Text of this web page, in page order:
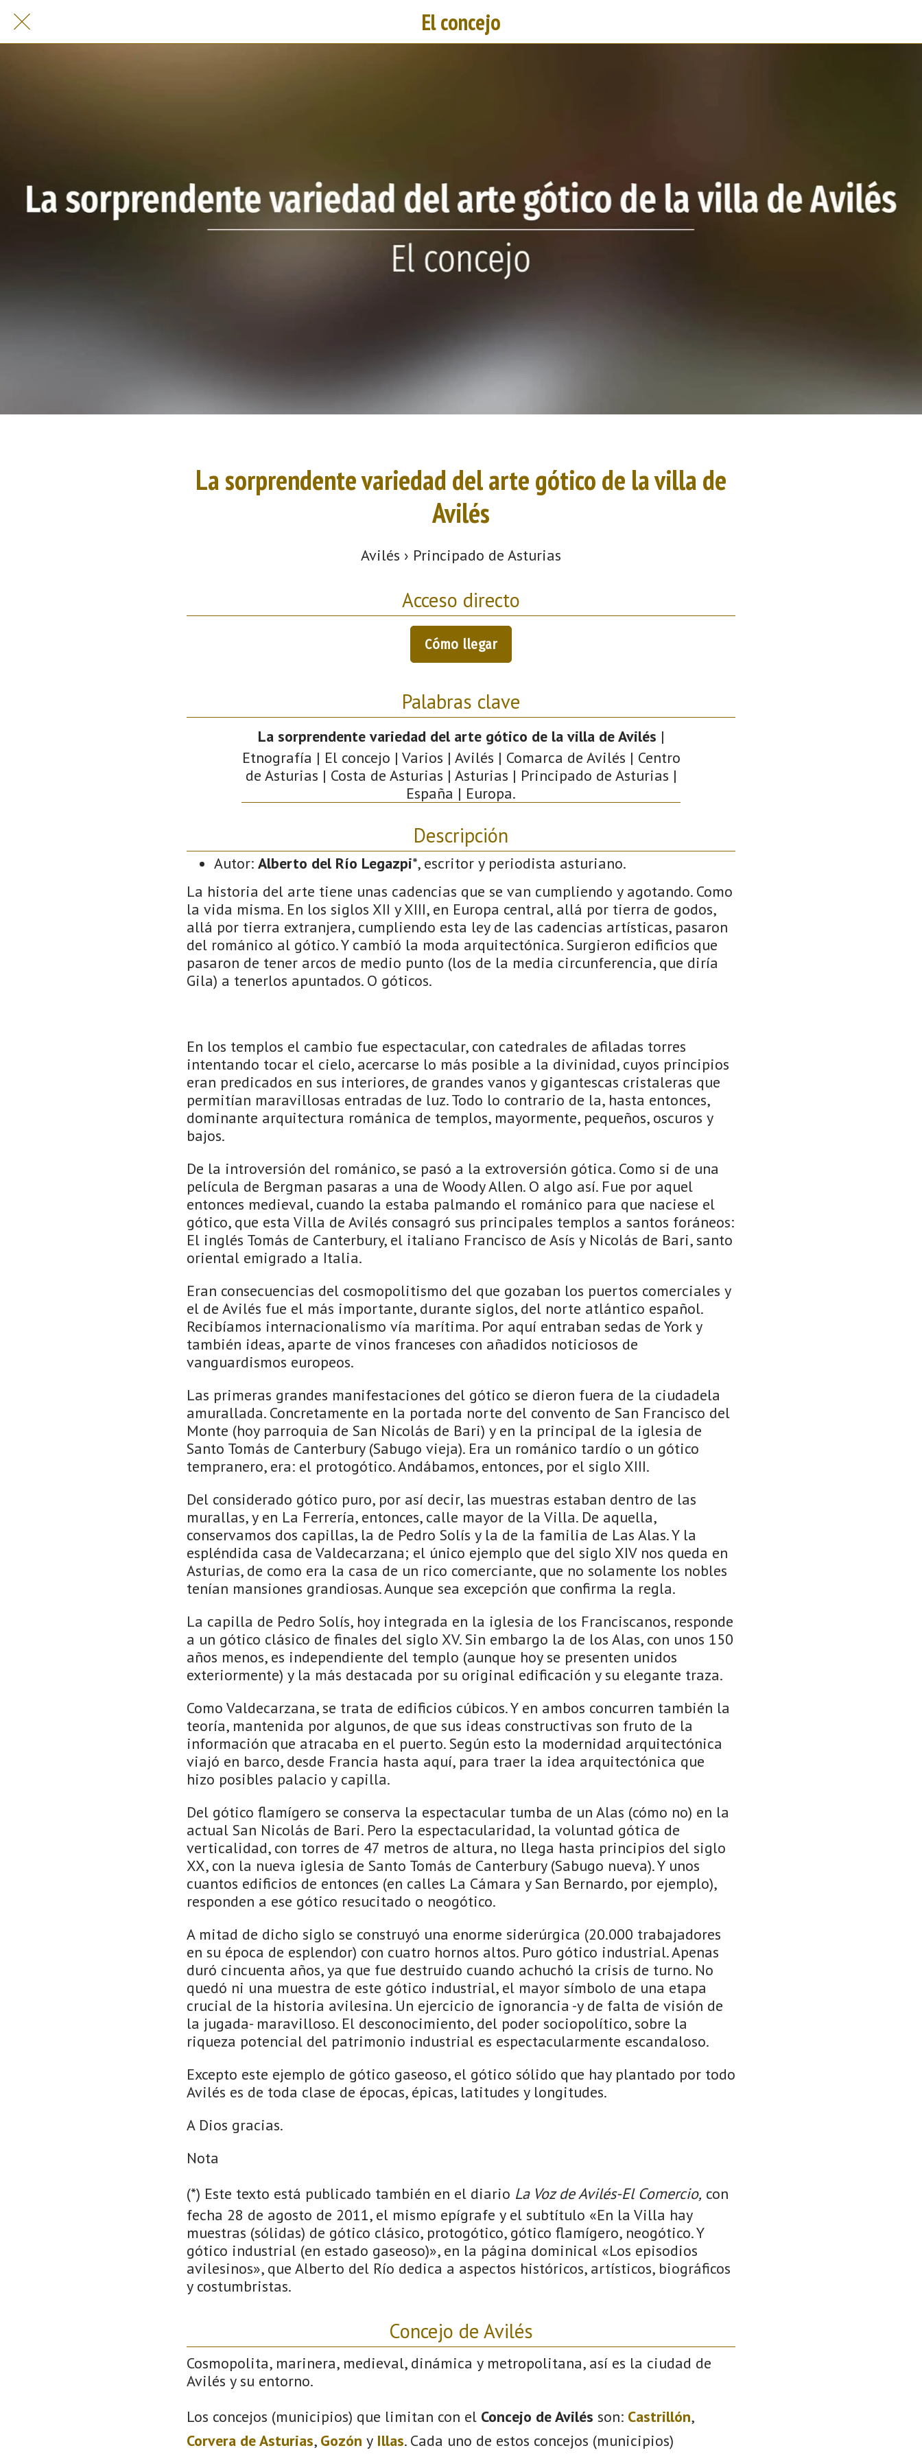
El concejo
La sorprendente variedad del arte gótico de la villa de
Avilés
Avilés › Principado de Asturias
Acceso directo
Cómo llegar
Palabras clave
La sorprendente variedad del arte gótico de la villa de Avilés |
Etnografía | El concejo | Varios | Avilés | Comarca de Avilés | Centro
de Asturias | Costa de Asturias | Asturias | Principado de Asturias |
España | Europa.
Descripción
Autor: Alberto del Río Legazpi*, escritor y periodista asturiano.
La historia del arte tiene unas cadencias que se van cumpliendo y agotando. Como
la vida misma. En los siglos XII y XIII, en Europa central, allá por tierra de godos,
allá por tierra extranjera, cumpliendo esta ley de las cadencias artísticas, pasaron
del románico al gótico. Y cambió la moda arquitectónica. Surgieron edificios que
pasaron de tener arcos de medio punto (los de la media circunferencia, que diría
Gila) a tenerlos apuntados. O góticos.
En los templos el cambio fue espectacular, con catedrales de afiladas torres
intentando tocar el cielo, acercarse lo más posible a la divinidad, cuyos principios
eran predicados en sus interiores, de grandes vanos y gigantescas cristaleras que
permitían maravillosas entradas de luz. Todo lo contrario de la, hasta entonces,
dominante arquitectura románica de templos, mayormente, pequeños, oscuros y
bajos.
De la introversión del románico, se pasó a la extroversión gótica. Como si de una
película de Bergman pasaras a una de Woody Allen. O algo así. Fue por aquel
entonces medieval, cuando la estaba palmando el románico para que naciese el
gótico, que esta Villa de Avilés consagró sus principales templos a santos foráneos:
El inglés Tomás de Canterbury, el italiano Francisco de Asís y Nicolás de Bari, santo
oriental emigrado a Italia.
Eran consecuencias del cosmopolitismo del que gozaban los puertos comerciales y
el de Avilés fue el más importante, durante siglos, del norte atlántico español.
Recibíamos internacionalismo vía marítima. Por aquí entraban sedas de York y
también ideas, aparte de vinos franceses con añadidos noticiosos de
vanguardismos europeos.
Las primeras grandes manifestaciones del gótico se dieron fuera de la ciudadela
amurallada. Concretamente en la portada norte del convento de San Francisco del
Monte (hoy parroquia de San Nicolás de Bari) y en la principal de la iglesia de
Santo Tomás de Canterbury (Sabugo vieja). Era un románico tardío o un gótico
tempranero, era: el protogótico. Andábamos, entonces, por el siglo XIII.
Del considerado gótico puro, por así decir, las muestras estaban dentro de las
murallas, y en La Ferrería, entonces, calle mayor de la Villa. De aquella,
conservamos dos capillas, la de Pedro Solís y la de la familia de Las Alas. Y la
espléndida casa de Valdecarzana; el único ejemplo que del siglo XIV nos queda en
Asturias, de como era la casa de un rico comerciante, que no solamente los nobles
tenían mansiones grandiosas. Aunque sea excepción que confirma la regla.
La capilla de Pedro Solís, hoy integrada en la iglesia de los Franciscanos, responde
a un gótico clásico de finales del siglo XV. Sin embargo la de los Alas, con unos 150
años menos, es independiente del templo (aunque hoy se presenten unidos
exteriormente) y la más destacada por su original edificación y su elegante traza.
Como Valdecarzana, se trata de edificios cúbicos. Y en ambos concurren también la
teoría, mantenida por algunos, de que sus ideas constructivas son fruto de la
información que atracaba en el puerto. Según esto la modernidad arquitectónica
viajó en barco, desde Francia hasta aquí, para traer la idea arquitectónica que
hizo posibles palacio y capilla.
Del gótico flamígero se conserva la espectacular tumba de un Alas (cómo no) en la
actual San Nicolás de Bari. Pero la espectacularidad, la voluntad gótica de
verticalidad, con torres de 47 metros de altura, no llega hasta principios del siglo
XX, con la nueva iglesia de Santo Tomás de Canterbury (Sabugo nueva). Y unos
cuantos edificios de entonces (en calles La Cámara y San Bernardo, por ejemplo),
responden a ese gótico resucitado o neogótico.
A mitad de dicho siglo se construyó una enorme siderúrgica (20.000 trabajadores
en su época de esplendor) con cuatro hornos altos. Puro gótico industrial. Apenas
duró cincuenta años, ya que fue destruido cuando achuchó la crisis de turno. No
quedó ni una muestra de este gótico industrial, el mayor símbolo de una etapa
crucial de la historia avilesina. Un ejercicio de ignorancia -y de falta de visión de
la jugada- maravilloso. El desconocimiento, del poder sociopolítico, sobre la
riqueza potencial del patrimonio industrial es espectacularmente escandaloso.
Excepto este ejemplo de gótico gaseoso, el gótico sólido que hay plantado por todo
Avilés es de toda clase de épocas, épicas, latitudes y longitudes.
A Dios gracias.
Nota
(*) Este texto está publicado también en el diario La Voz de Avilés-El Comercio, con
fecha 28 de agosto de 2011, el mismo epígrafe y el subtítulo «En la Villa hay
muestras (sólidas) de gótico clásico, protogótico, gótico flamígero, neogótico. Y
gótico industrial (en estado gaseoso)», en la página dominical «Los episodios
avilesinos», que Alberto del Río dedica a aspectos históricos, artísticos, biográficos
y costumbristas.
Concejo de Avilés
Cosmopolita, marinera, medieval, dinámica y metropolitana, así es la ciudad de
Avilés y su entorno.
Los concejos (municipios) que limitan con el Concejo de Avilés son: Castrillón,
Corvera de Asturias, Gozón y Illas. Cada uno de estos concejos (municipios)